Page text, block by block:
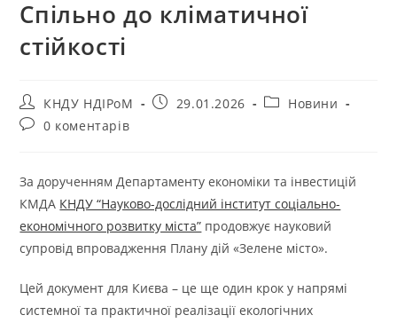
Спільно до кліматичної
стійкості
КНДУ НДІРоМ 29.01.2026
Новини
0 коментарів
За дорученням Департаменту економіки та інвестицій
КМДА КНДУ “Науково-дослідний інститут соціально-
економічного розвитку міста” продовжує науковий
супровід впровадження Плану дій «Зелене місто».
Цей документ для Києва – це ще один крок у напрямі
системної та практичної реалізації екологічних